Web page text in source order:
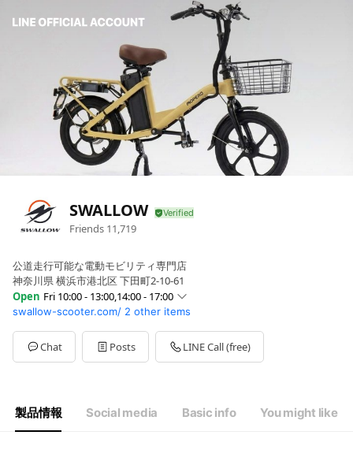
SWALLOW
Friends 11,719
公道走行可能な電動モビリティ専門店
神奈川県 横浜市港北区 下田町2-10-61
Open Fri 10:00 - 13:00,14:00 - 17:00
SunClosed
Mon10:00 - 13:00,14:00 - 17:00
Tue10:00 - 13:00,14:00 - 17:00
Wed10:00 - 13:00,14:00 - 17:00
Sat Closed
swallow-scooter.com/ 2 other items
Chat Posts LINE Call (free)
製品情報 Social media Basic info You might like